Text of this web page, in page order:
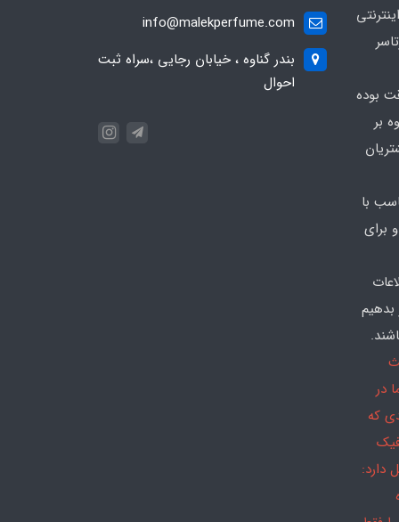
بوده
بر
با
برای
بدهیم
در
که
دارد:
info@malekperfume.com
بندر گناوه ، خیابان رجایی ،سراه ثبت
احوال